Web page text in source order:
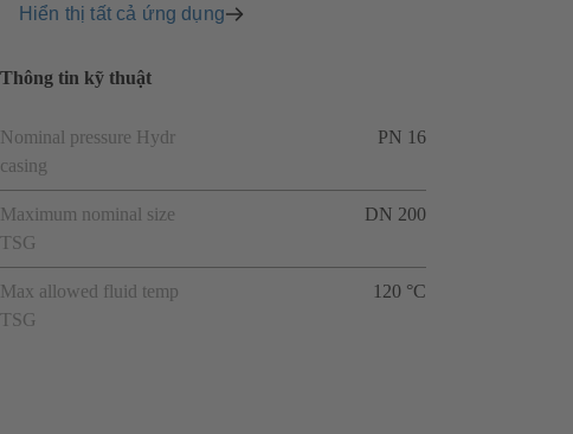
Hiển thị tất cả ứng dụng
Thông tin kỹ thuật
Nominal pressure Hydr
casing
PN 16
Maximum nominal size
TSG
DN 200
Max allowed fluid temp
TSG
120 °C